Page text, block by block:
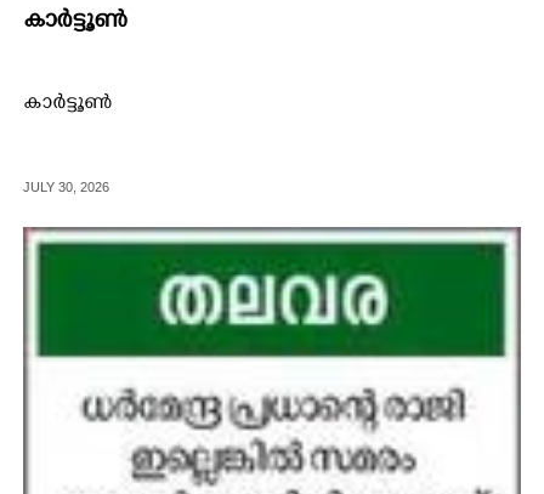
കാർട്ടൂൺ
കാർട്ടൂൺ
JULY 30, 2026